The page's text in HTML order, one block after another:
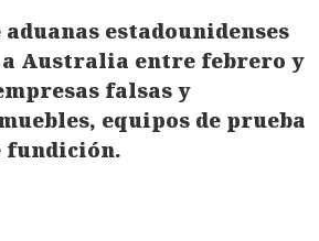
estadounidenses
Australia entre febrero y
falsas y
equipos de prueba
fundición.